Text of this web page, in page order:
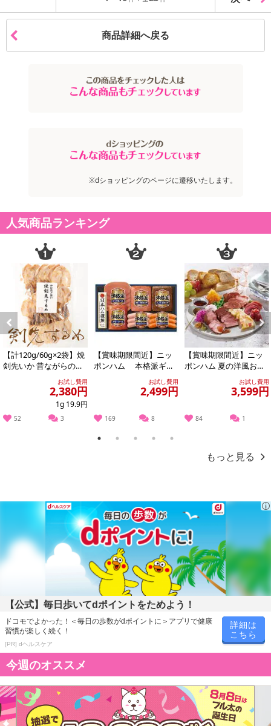
商品詳細へ戻る
※dショッピングのページに遷移いたします。
人気商品ランキング
Previous
【計120g/60g×2袋】焼
剣先いか 昔ながらのお
つまみ珍味 イカ好きに
お試し費用
2,380円
1g 19.9円
52 3
【賞味期限間近】ニッ
ポンハム 本格派ギフ
お試し費用
2,499円
169 8
【賞味期限間近】ニッ
ポンハム 夏の洋風おつ
お試し費用
3,599円
84 1
Next
1 2 3 4 5
もっと見る
【公式】毎日歩いてdポイントをためよう！
ドコモでよかった！＜毎日の歩数がdポイントに＞アプリで健康
習慣が楽しく続く！
[PR] dヘルスケア
詳細は
こちら
今週のオススメ